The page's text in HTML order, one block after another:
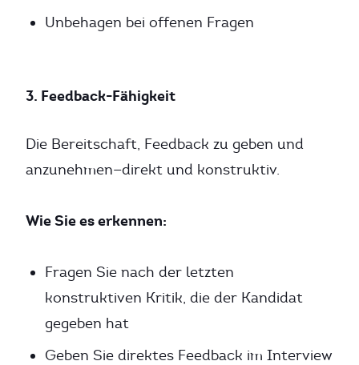
Unbehagen bei offenen Fragen
3. Feedback-Fähigkeit
Die Bereitschaft, Feedback zu geben und
anzunehmen—direkt und konstruktiv.
Wie Sie es erkennen:
Fragen Sie nach der letzten
konstruktiven Kritik, die der Kandidat
gegeben hat
Geben Sie direktes Feedback im Interview